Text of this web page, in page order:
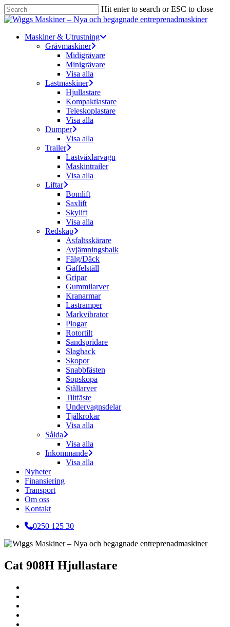
Skip
to
content
Hit enter to search or ESC to close
Close
Menu
Maskiner & Utrustning
Grävmaskiner
Midigrävare
Minigrävare
Visa alla
Lastmaskiner
Hjullastare
Kompaktlastare
Teleskoplastare
Visa alla
Dumper
Visa alla
Trailer
Lastväxlarvagn
Maskintrailer
Visa alla
Liftar
Bomlift
Saxlift
Skylift
Visa alla
Redskap
Asfaltsskärare
Avjämningsbalk
Fälg/Däck
Gaffelställ
Gripar
Gummilarver
Kranarmar
Lastramper
Markvibrator
Plogar
Rotortilt
Sandspridare
Slaghack
Skopor
Snabbfästen
Sopskopa
Stållarver
Tiltfäste
Undervagnsdelar
Tjälkrokar
Visa alla
Sålda
Visa alla
Inkommande
Visa alla
Nyheter
Finansiering
Transport
Om oss
Kontakt
0250 125 30
Cat 908H Hjullastare